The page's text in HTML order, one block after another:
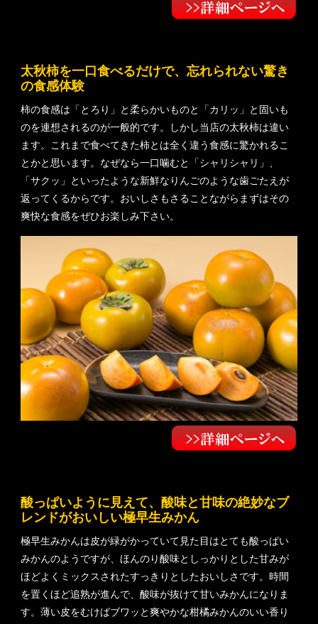
太秋柿を一口食べるだけで、忘れられない驚き
の食感体験
柿の食感は「とろり」と柔らかいものと「カリッ」と固いも
のを連想されるのが一般的です。しかし当店の太秋柿は違い
ます。これまで食べてきた柿とは全く違う食感に驚かれるこ
とかと思います。なぜなら一口噛むと「シャリシャリ」、
「サクッ」といったような新鮮なりんごのような歯ごたえが
返ってくるからです。おいしさもさることながらまずはその
爽快な食感をぜひお楽しみ下さい。
酸っぱいように見えて、酸味と甘味の絶妙なブ
レンドがおいしい極早生みかん
極早生みかんは皮が緑がかっていて見た目はとても酸っぱい
みかんのようですが、ほんのり酸味としっかりとした甘みが
ほどよくミックスされたすっきりとしたおいしさです。時間
を置くほど追熟が進んで、酸味が抜けて甘いみかんになりま
す。薄い皮をむけばブワッと爽やかな柑橘みかんのいい香り